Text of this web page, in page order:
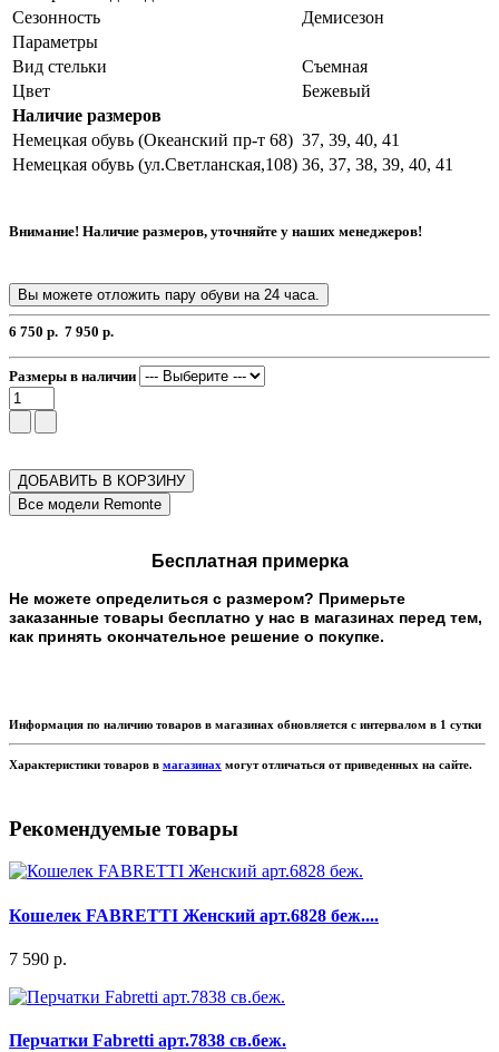
Сезонность
Демисезон
Параметры
Вид стельки
Съемная
Цвет
Бежевый
Наличие размеров
Немецкая обувь (Океанский пр-т 68) 37, 39, 40, 41
Немецкая обувь (ул.Светланская,108) 36, 37, 38, 39, 40, 41
Внимание! Наличие размеров, уточняйте у наших менеджеров!
Вы можете отложить пару обуви на 24 часа.
6 750 р. 7 950 р.
Размеры в наличии
ДОБАВИТЬ В КОРЗИНУ
Бесплатная примерка
Не можете определиться с размером? Примерьте
заказанные товары бесплатно у нас в магазинах перед тем,
как принять окончательное решение о покупке.
Информация по наличию товаров в магазинах обновляется с интервалом в 1 сутки
Характеристики товаров в магазинах могут отличаться от приведенных на сайте.
Рекомендуемые товары
Кошелек FABRETTI Женский арт.6828 беж....
7 590 р.
Перчатки Fabretti арт.7838 св.беж.